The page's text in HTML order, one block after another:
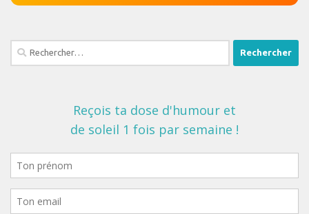
Rechercher :